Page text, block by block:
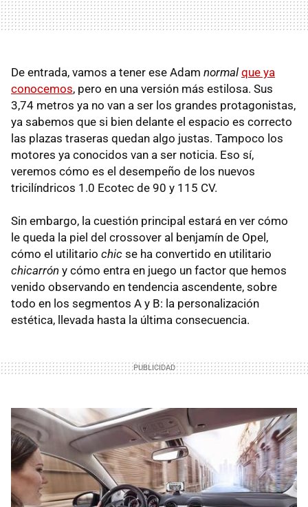
De entrada, vamos a tener ese Adam normal que ya
conocemos, pero en una versión más estilosa. Sus
3,74 metros ya no van a ser los grandes protagonistas,
ya sabemos que si bien delante el espacio es correcto
las plazas traseras quedan algo justas. Tampoco los
motores ya conocidos van a ser noticia. Eso sí,
veremos cómo es el desempeño de los nuevos
tricilíndricos 1.0 Ecotec de 90 y 115 CV.
Sin embargo, la cuestión principal estará en ver cómo
le queda la piel del crossover al benjamín de Opel,
cómo el utilitario chic se ha convertido en utilitario
chicarrón y cómo entra en juego un factor que hemos
venido observando en tendencia ascendente, sobre
todo en los segmentos A y B: la personalización
estética, llevada hasta la última consecuencia.